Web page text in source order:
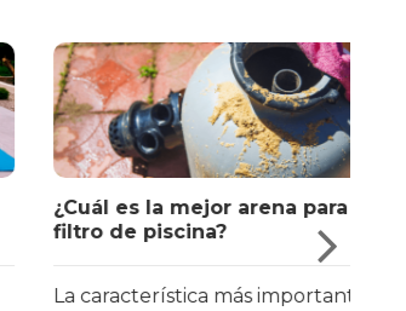
¿Cuál es la mejor arena para
filtro de piscina?
La característica más importante